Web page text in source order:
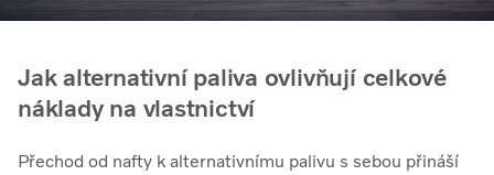
Jak alternativní paliva ovlivňují celkové
náklady na vlastnictví
Přechod od nafty k alternativnímu palivu s sebou přináší